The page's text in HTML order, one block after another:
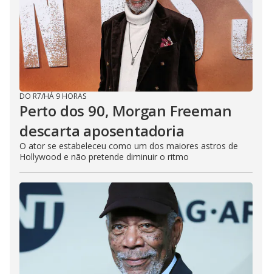
DO R7/HÁ 9 HORAS
Perto dos 90, Morgan Freeman
descarta aposentadoria
O ator se estabeleceu como um dos maiores astros de
Hollywood e não pretende diminuir o ritmo